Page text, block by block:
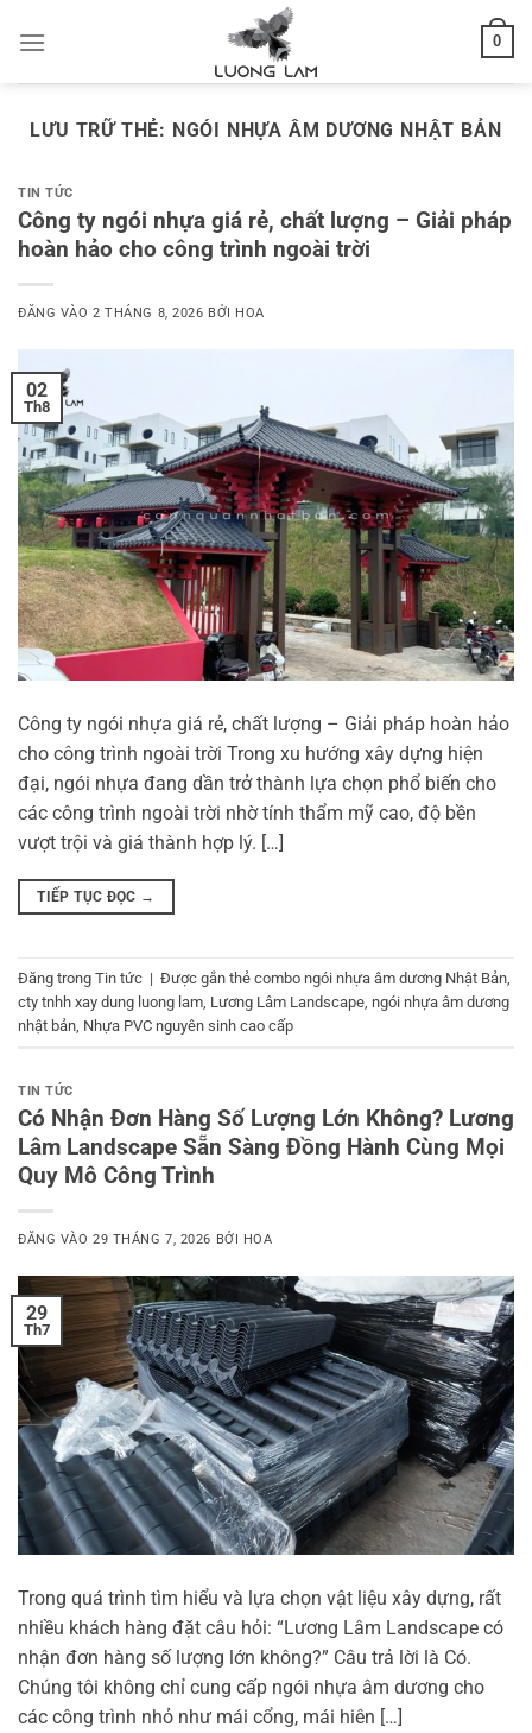
qua
0
LƯU TRỮ THẺ: NGÓI NHỰA ÂM DƯƠNG NHẬT BẢN
TIN TỨC
Công ty ngói nhựa giá rẻ, chất lượng – Giải pháp
hoàn hảo cho công trình ngoài trời
ĐĂNG VÀO2 THÁNG 8, 2026 BỞI HOA
02
Th8
Công ty ngói nhựa giá rẻ, chất lượng – Giải pháp hoàn hảo
cho công trình ngoài trời Trong xu hướng xây dựng hiện
đại, ngói nhựa đang dần trở thành lựa chọn phổ biến cho
các công trình ngoài trời nhờ tính thẩm mỹ cao, độ bền
vượt trội và giá thành hợp lý. […]
TIẾP TỤC ĐỌC →
Đăng trong Tin tức | Được gắn thẻ combo ngói nhựa âm dương Nhật Bản
cty tnhh xay dung luong lam Lương Lâm Landscape ngói nhựa âm dương
nhật bản Nhựa PVC nguyên sinh cao cấp
TIN TỨC
Có Nhận Đơn Hàng Số Lượng Lớn Không? Lương
Lâm Landscape Sẵn Sàng Đồng Hành Cùng Mọi
Quy Mô Công Trình
ĐĂNG VÀO29 THÁNG 7, 2026 BỞI HOA
29
Th7
Trong quá trình tìm hiểu và lựa chọn vật liệu xây dựng, rất
nhiều khách hàng đặt câu hỏi: “Lương Lâm Landscape có
nhận đơn hàng số lượng lớn không?” Câu trả lời là Có.
Chúng tôi không chỉ cung cấp ngói nhựa âm dương cho
các công trình nhỏ như mái cổng, mái hiên […]